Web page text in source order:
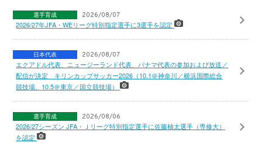
選手育成 2026/08/07
2026/27年JFA・WEリーグ特別指定選手に3選手を認定
日本代表 2026/08/07
エクアドル代表、ニュージーランド代表、パナマ代表の参加および放送／
配信が決定 キリンカップサッカー2026（10.1＠神奈川／横浜国際総合
競技場、10.5＠東京／国立競技場）
選手育成 2026/08/06
2026/27シーズン JFA・Ｊリーグ特別指定選手に佐藤柚太選手（専修大）
を認定